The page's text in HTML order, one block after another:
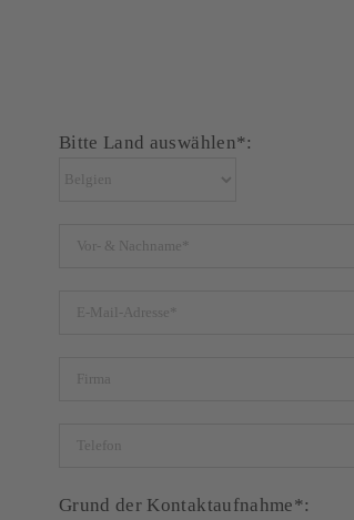
Bitte Land auswählen*:
Grund der Kontaktaufnahme*: